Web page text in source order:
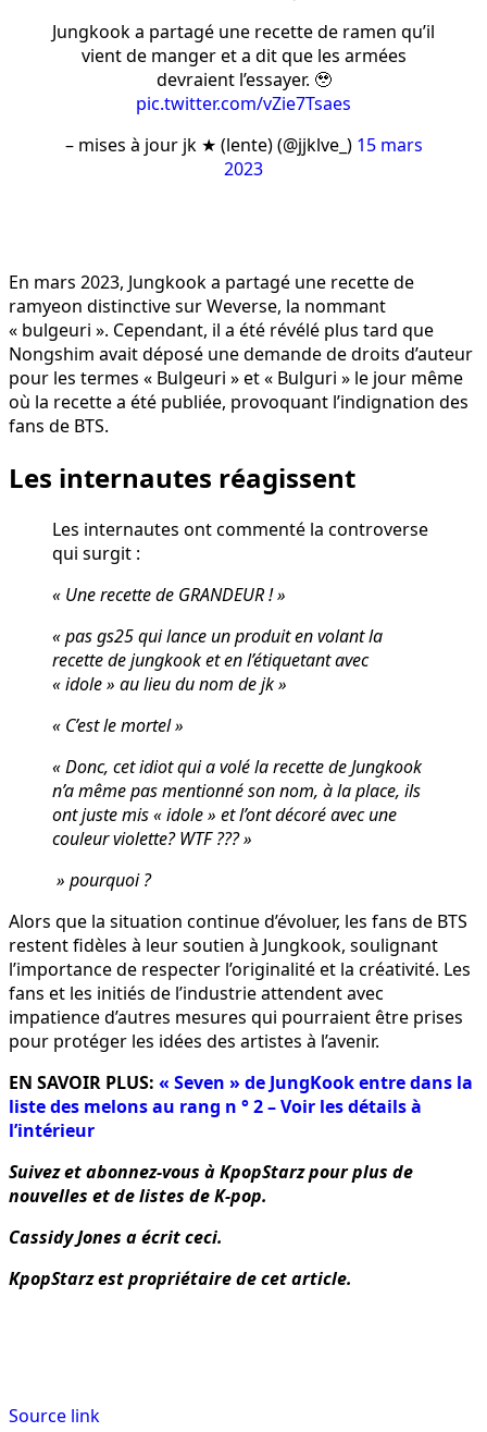
Jungkook a partagé une recette de ramen qu’il
vient de manger et a dit que les armées
devraient l’essayer. 🥹
pic.twitter.com/vZie7Tsaes
– mises à jour jk ★ (lente) (@jjklve_) 15 mars
2023
En mars 2023, Jungkook a partagé une recette de
ramyeon distinctive sur Weverse, la nommant
« bulgeuri ». Cependant, il a été révélé plus tard que
Nongshim avait déposé une demande de droits d’auteur
pour les termes « Bulgeuri » et « Bulguri » le jour même
où la recette a été publiée, provoquant l’indignation des
fans de BTS.
Les internautes réagissent
Les internautes ont commenté la controverse
qui surgit :
« Une recette de GRANDEUR ! »
« pas gs25 qui lance un produit en volant la
recette de jungkook et en l’étiquetant avec
« idole » au lieu du nom de jk »
« C’est le mortel »
« Donc, cet idiot qui a volé la recette de Jungkook
n’a même pas mentionné son nom, à la place, ils
ont juste mis « idole » et l’ont décoré avec une
couleur violette? WTF ??? »
» pourquoi ?
Alors que la situation continue d’évoluer, les fans de BTS
restent fidèles à leur soutien à Jungkook, soulignant
l’importance de respecter l’originalité et la créativité. Les
fans et les initiés de l’industrie attendent avec
impatience d’autres mesures qui pourraient être prises
pour protéger les idées des artistes à l’avenir.
EN SAVOIR PLUS: « Seven » de JungKook entre dans la
liste des melons au rang n ° 2 – Voir les détails à
l’intérieur
Suivez et abonnez-vous à KpopStarz pour plus de
nouvelles et de listes de K-pop.
Cassidy Jones a écrit ceci.
KpopStarz est propriétaire de cet article.
Source link